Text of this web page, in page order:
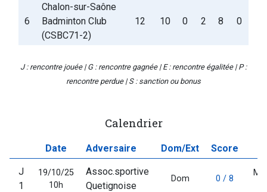
6
Chalon-sur-Saône
Badminton Club
(CSBC71-2)
12 10 0 2 8 0
J : rencontre jouée | G : rencontre gagnée | E : rencontre égalitée | P :
rencontre perdue | S : sanction ou bonus
Calendrier
Date Adversaire Dom/Ext Score
J
1
19/10/25
10h
Assoc.sportive
Quetignoise
Dom 0 / 8